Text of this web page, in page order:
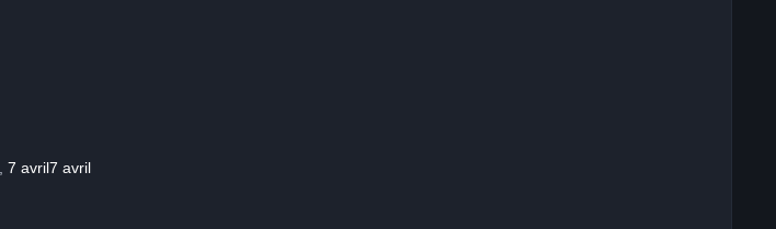
,7 avril7 avril